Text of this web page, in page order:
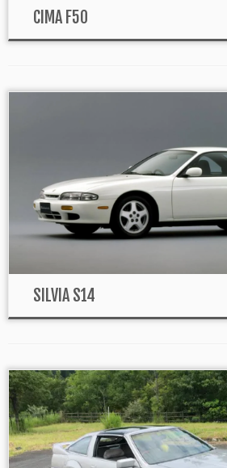
CIMA F50
SILVIA S14